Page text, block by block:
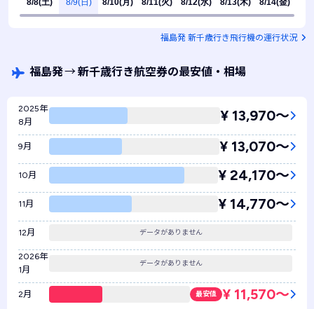
福島発 新千歳行き飛行機の運行状況
福島発→新千歳行き航空券の最安値・相場
2025年
8月
¥ 13,970〜
9月 ¥ 13,070〜
10月 ¥ 24,170〜
11月 ¥ 14,770〜
12月 データがありません
2026年
1月
データがありません
2月 最安値 ¥ 11,570〜